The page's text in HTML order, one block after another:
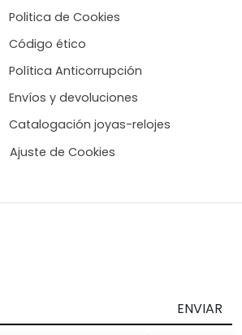
Politica de Cookies
Código ético
Política Anticorrupción
Envíos y devoluciones
Catalogación joyas-relojes
Ajuste de Cookies
ENVIAR